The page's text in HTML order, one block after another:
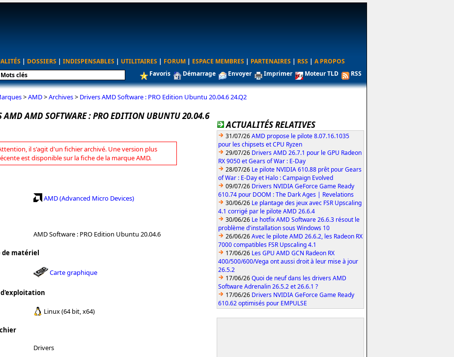
| DOSSIERS | INDISPENSABLES | UTILITAIRES | FORUM | ESPACE MEMBRES | PARTENAIRES | RSS | A PROPOS
Favoris Démarrage Envoyer Imprimer Moteur TLD RSS
>AMD>Archives> Drivers AMD Software : PRO Edition Ubuntu 20.04.6 24.Q2
AMD AMD SOFTWARE : PRO EDITION UBUNTU 20.04.6
il s'agit d'un fichier archivé. Une version plus
est disponible sur la fiche de la marque AMD.
AMD (Advanced Micro Devices)
AMD Software : PRO Edition Ubuntu 20.04.6
de matériel
Carte graphique
d'exploitation
Linux (64 bit, x64)
Drivers
ACTUALITÉS RELATIVES
31/07/26AMD propose le pilote 8.07.16.1035
pour les chipsets et CPU Ryzen
29/07/26 Drivers AMD 26.7.1 pour le GPU Radeon
RX 9050 et Gears of War : E-Day
28/07/26 Le pilote NVIDIA 610.88 prêt pour Gears
of War : E-Day et Halo : Campaign Evolved
09/07/26 Drivers NVIDIA GeForce Game Ready
610.74 pour DOOM : The Dark Ages | Revelations
30/06/26 Le plantage des jeux avec FSR Upscaling
4.1 corrigé par le pilote AMD 26.6.4
30/06/26 Le hotfix AMD Software 26.6.3 résout le
problème d'installation sous Windows 10
26/06/26Avec le pilote AMD 26.6.2, les Radeon RX
7000 compatibles FSR Upscaling 4.1
17/06/26 Les GPU AMD GCN Radeon RX
400/500/600/Vega ont aussi droit à leur mise à jour
26.5.2
17/06/26Quoi de neuf dans les drivers AMD
Software Adrenalin 26.5.2 et 26.6.1 ?
17/06/26 Drivers NVIDIA GeForce Game Ready
610.62 optimisés pour EMPULSE